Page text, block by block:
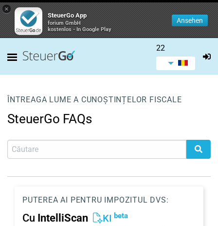
×
SteuerGo App
forium GmbH
kostenlos - In Google Play
Ansehen
22
ÎNTREAGA LUME A CUNOȘTINȚELOR FISCALE
SteuerGo FAQs
PUTEREA AI PENTRU IMPOZITUL DVS:
Cu IntelliScan KI beta